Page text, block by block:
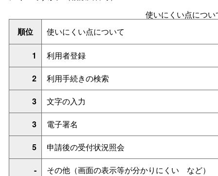
使いにくい点につい
順位
使いにくい点について
1 利用者登録
2 利用手続きの検索
3 文字の入力
3 電子署名
5 申請後の受付状況照会
- その他（画面の表示等が分かりにく い など）